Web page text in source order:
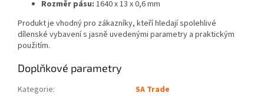
Rozměr pásu: 1640 x 13 x 0,6 mm
Produkt je vhodný pro zákazníky, kteří hledají spolehlivé
dílenské vybavení s jasně uvedenými parametry a praktickým
použitím.
Doplňkové parametry
Kategorie:
SA Trade